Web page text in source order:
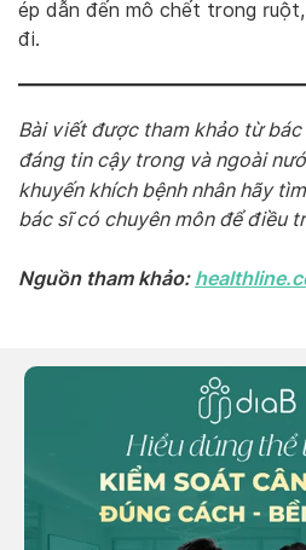
ép dẫn đến mô chết trong
đi.
Bài viết được tham khảo từ
đáng tin cậy trong và ngoài
khuyến khích bệnh nhân hãy
bác sĩ có chuyên môn để điều
Nguồn tham khảo: